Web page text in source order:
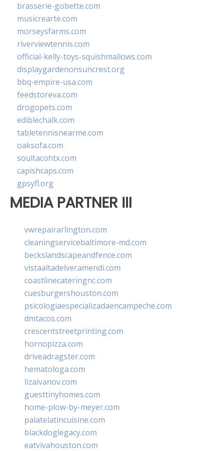
brasserie-gobette.com
musicrearte.com
morseysfarms.com
riverviewtennis.com
official-kelly-toys-squishmallows.com
displaygardenonsuncrest.org
bbq-empire-usa.com
feedstoreva.com
drogopets.com
ediblechalk.com
tabletennisnearme.com
oaksofa.com
soultacohtx.com
capishcaps.com
gpsyfl.org
MEDIA PARTNER III
vwrepairarlington.com
cleaningservicebaltimore-md.com
beckslandscapeandfence.com
vistaaltadelveramendi.com
coastlinecateringnc.com
cuesburgershouston.com
psicologiaespecializadaencampeche.com
dmtacos.com
crescentstreetprinting.com
hornopizza.com
driveadragster.com
hematologa.com
lizaivanov.com
guesttinyhomes.com
home-plow-by-meyer.com
palatelatincuisine.com
blackdoglegacy.com
eatvivahouston.com